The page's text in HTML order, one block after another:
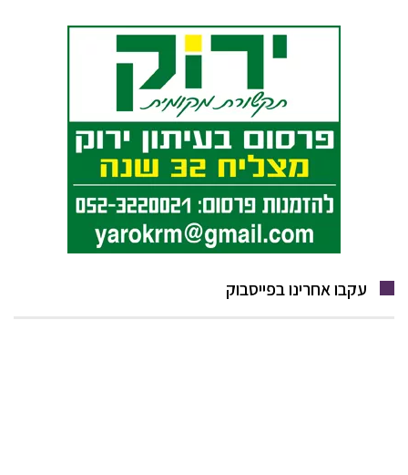
עקבו אחרינו בפייסבוק